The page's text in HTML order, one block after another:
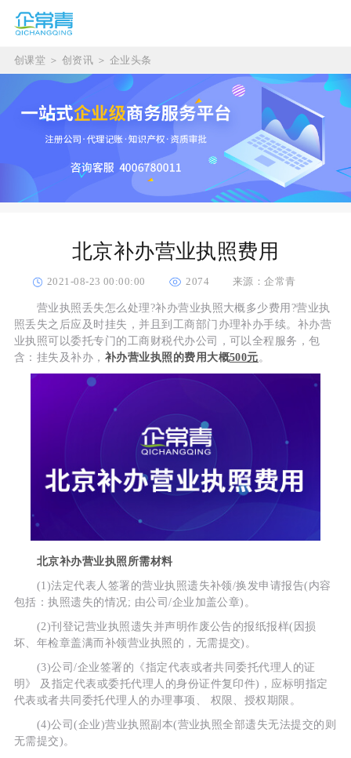
创课堂 ＞ 创资讯 ＞ 企业头条
北京补办营业执照费用
2021-08-23 00:00:00 2074 来源：企常青
营业执照丢失怎么处理?补办营业执照大概多少费用?营业执
照丢失之后应及时挂失，并且到工商部门办理补办手续。补办营
业执照可以委托专门的工商财税代办公司，可以全程服务，包
含：挂失及补办， 补办营业执照的费用大概500元 。
北京补办营业执照所需材料
(1)法定代表人签署的营业执照遗失补领/换发申请报告(内容
包括：执照遗失的情况; 由公司/企业加盖公章)。
(2)刊登记营业执照遗失并声明作废公告的报纸报样(因损
坏、年检章盖满而补领营业执照的，无需提交)。
(3)公司/企业签署的《指定代表或者共同委托代理人的证
明》 及指定代表或委托代理人的身份证件复印件)，应标明指定
代表或者共同委托代理人的办理事项、 权限、授权期限。
(4)公司(企业)营业执照副本(营业执照全部遗失无法提交的则
无需提交)。